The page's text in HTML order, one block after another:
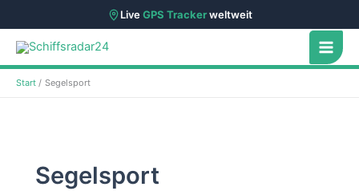
LiveGPS Trackerweltweit
Zum
Inhalt
springen
Start Segelsport
Segelsport